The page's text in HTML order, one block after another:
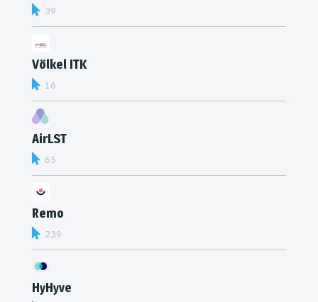
39
Völkel ITK
16
AirLST
65
Remo
239
HyHyve